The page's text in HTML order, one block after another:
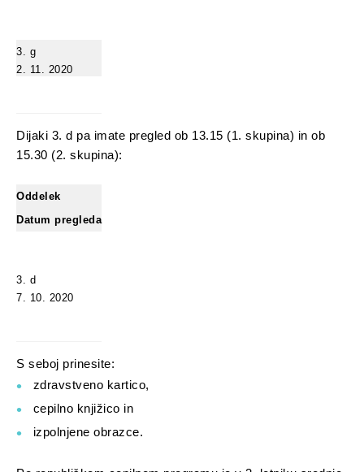
3. g
2. 11. 2020
Dijaki 3. d pa imate pregled ob 13.15 (1. skupina) in ob
15.30 (2. skupina):
Oddelek
Datum pregleda
3. d
7. 10. 2020
S seboj prinesite:
zdravstveno kartico,
cepilno knjižico in
izpolnjene obrazce.